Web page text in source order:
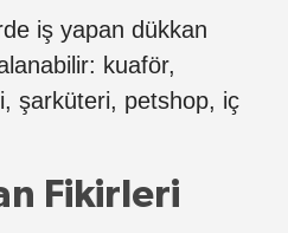
iş yapan dükkan
kuaför,
şarküteri, petshop, iç
Fikirleri